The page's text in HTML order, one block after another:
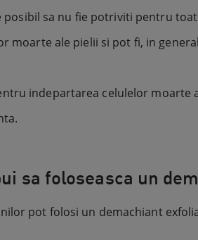
posibil sa nu fie potriviti pentru
moarte ale pielii si pot fi, in
indepartarea celulelor
sa foloseasca un
pot folosi un demachiant